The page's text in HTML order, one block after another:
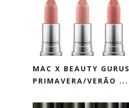
MAC X BEAUTY GURUS
PRIMAVERA/VERÃO ...